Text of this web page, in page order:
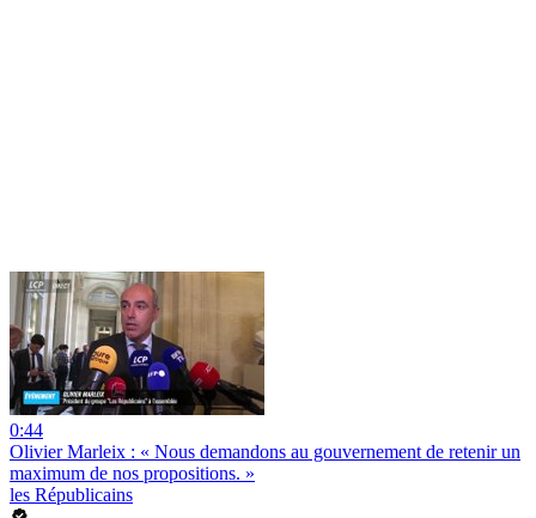
0:44
Olivier Marleix : « Nous demandons au gouvernement de retenir un
maximum de nos propositions. »
les Républicains